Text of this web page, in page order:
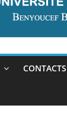
CONTACTS